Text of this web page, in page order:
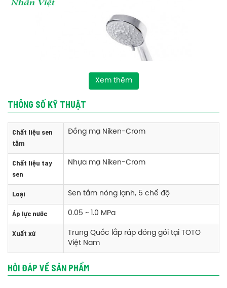
Phụ kiện bộ sen TOTO TBG01302V/DGH108ZR nóng lạnh tay sen 5
chế độ
+ Củ Sen, tay sen, dây sen và gác sen
Tính năng bộ sen TOTO TBG01302V/DGH108ZR nóng lạnh tay sen 5
chế độ
Xem thêm
THÔNG SỐ KỸ THUẬT
Chất liệu sen
tắm
Đồng mạ Niken-Crom
Chất liệu tay
sen
Nhựa mạ Niken-Crom
Loại Sen tắm nóng lạnh, 5 chế độ
Áp lực nước 0.05 ~ 1.0 MPa
Xuất xứ
Trung Quốc lắp ráp đóng gói tại TOTO
Việt Nam
HỎI ĐÁP VỀ SẢN PHẨM